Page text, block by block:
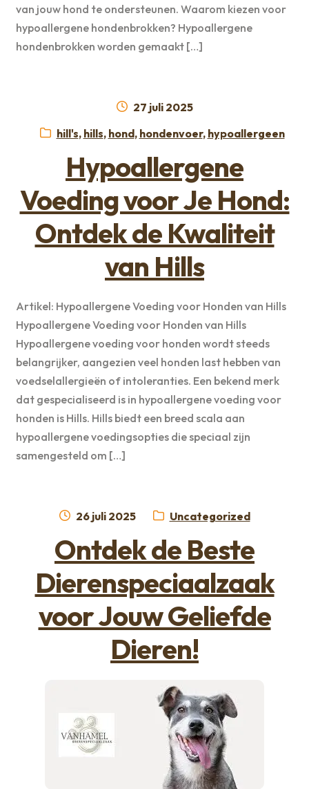
van jouw hond te ondersteunen. Waarom kiezen voor
hypoallergene hondenbrokken? Hypoallergene
hondenbrokken worden gemaakt […]
Geplaatst
27 juli 2025
Categorieën:
hill's, hills, hond, hondenvoer, hypoallergeen
Hypoallergene
Voeding voor Je Hond:
Ontdek de Kwaliteit
van Hills
Artikel: Hypoallergene Voeding voor Honden van Hills
Hypoallergene Voeding voor Honden van Hills
Hypoallergene voeding voor honden wordt steeds
belangrijker, aangezien veel honden last hebben van
voedselallergieën of intoleranties. Een bekend merk
dat gespecialiseerd is in hypoallergene voeding voor
honden is Hills. Hills biedt een breed scala aan
hypoallergene voedingsopties die speciaal zijn
samengesteld om […]
Geplaatst
26 juli 2025 Categorie:
Uncategorized
Ontdek de Beste
Dierenspeciaalzaak
voor Jouw Geliefde
Dieren!